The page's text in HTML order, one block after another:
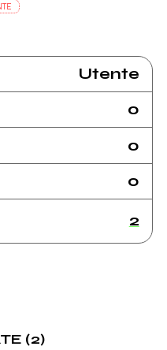
Utente
0
0
0
2
(2)